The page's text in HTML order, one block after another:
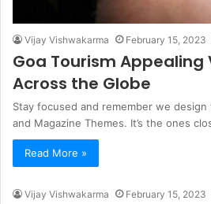
Vijay Vishwakarma February 15, 2023
Goa Tourism Appealing
Across the Globe
Stay focused and remember we
and Magazine Themes. It’s the ones
Read More »
Vijay Vishwakarma February 15, 2023